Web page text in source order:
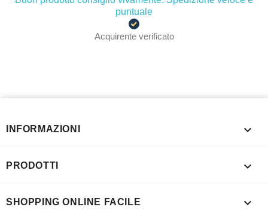
puntuale
Acquirente verificato
INFORMAZIONI 
PRODOTTI 
SHOPPING ONLINE FACILE 